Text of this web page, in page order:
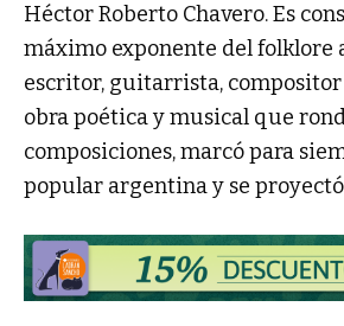
Héctor Roberto Chavero. Es
máximo exponente del folklore
escritor, guitarrista,
obra poética y musical que
composiciones, marcó para
popular argentina y se